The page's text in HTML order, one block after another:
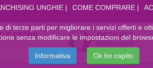
UNGHIE COME COMPRARE
E ORDINI PICSNAILS
di terze parti per migliorare i servizi offerti e
senza modificare le impostazioni del
Informativa Ok ho capito